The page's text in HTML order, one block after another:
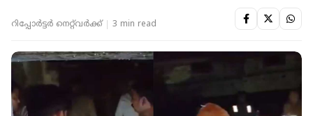
റിപ്പോർട്ടർ നെറ്റ്‌വര്‍ക്ക്‌ 3 min read